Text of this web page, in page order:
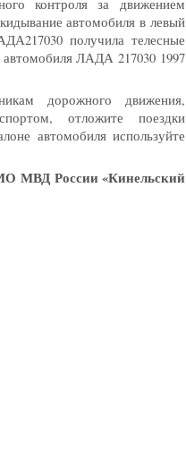
контроля за движением
автомобиля в левый
получила телесные
ЛАДА 217030 1997
дорожного движения,
отложите поездки
автомобиля используйте
МВД России «Кинельский